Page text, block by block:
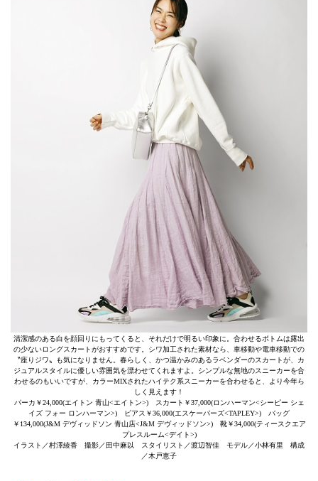
清潔感のある白を顔回りにもってくると、それだけで明るい印象に。合わせるボトムは露出
の少ないロングスカートがおすすめです。シワ加工された素材なら、車移動や電車移動での
〝座りジワ〟も気になりません。春らしく、かつ温かみのあるラベンダーのスカートが、カ
ジュアルスタイルに優しい雰囲気を漂わせてくれますよ。シンプルな無地のスニーカーを合
わせるのもいいですが、カラーMIXされたハイテク系スニーカーを合わせると、より今年ら
しく見えます！
パーカ￥24,000(エイトン 青山<エイトン>) スカート￥37,000(ロンハーマン<シーピー シェ
イズ フォー ロンハーマン>) ピアス￥36,000(エスケーパーズ<TAPLEY>) バッグ
￥134,000(J&M デヴィッドソン 青山店<J&M デヴィッドソン>) 靴￥34,000(ティースクエア
プレスルーム<デイト>)
イラスト／村澤綾香 撮影／田中麻以 スタイリスト／渡辺智佳 モデル／小林有里 構成
／木戸恵子